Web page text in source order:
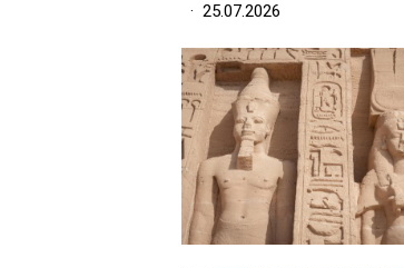
25.07.2026
Image